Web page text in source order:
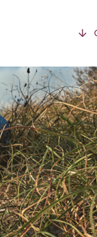
Kontakt
Časté
Ke
Právní